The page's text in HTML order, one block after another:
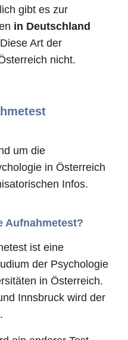
gibt es zur
in Deutschland
Art der
nicht.
um die
in Österreich
Infos.
Aufnahmetest?
ist eine
der Psychologie
in Österreich.
Innsbruck wird der